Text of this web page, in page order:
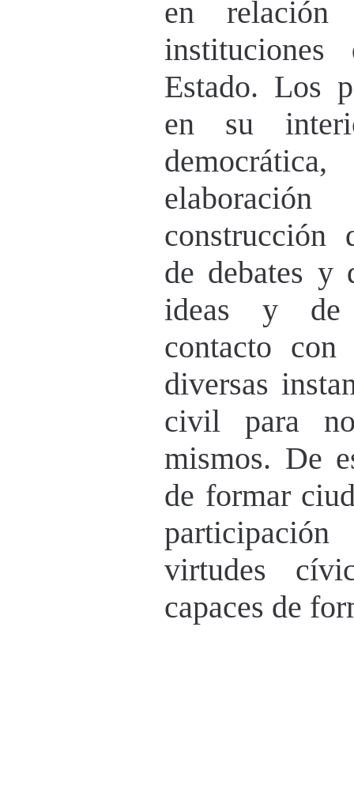
en relación
Estado. Los
en su
construcción
de debates y
ideas y de
contacto
diversas
civil para
mismos. De
de formar
virtudes
capaces de